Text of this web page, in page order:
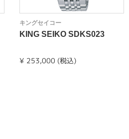
キングセイコー
KING SEIKO SDKS023
¥ 253,000 (税込)